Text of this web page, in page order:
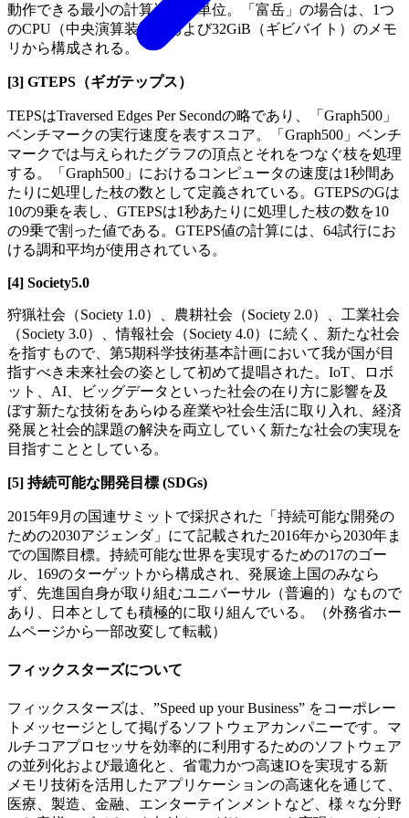
動作できる最小の計算資源の単位。「富岳」の場合は、1つ
のCPU（中央演算装置）および32GiB（ギビバイト）のメモ
リから構成される。
[3] GTEPS（ギガテップス）
TEPSはTraversed Edges Per Secondの略であり、「Graph500」
ベンチマークの実行速度を表すスコア。「Graph500」ベンチ
マークでは与えられたグラフの頂点とそれをつなぐ枝を処理
する。「Graph500」におけるコンピュータの速度は1秒間あ
たりに処理した枝の数として定義されている。GTEPSのGは
10の9乗を表し、GTEPSは1秒あたりに処理した枝の数を10
の9乗で割った値である。GTEPS値の計算には、64試行にお
ける調和平均が使用されている。
[4] Society5.0
狩猟社会（Society 1.0）、農耕社会（Society 2.0）、工業社会
（Society 3.0）、情報社会（Society 4.0）に続く、新たな社会
を指すもので、第5期科学技術基本計画において我が国が目
指すべき未来社会の姿として初めて提唱された。IoT、ロボ
ット、AI、ビッグデータといった社会の在り方に影響を及
ぼす新たな技術をあらゆる産業や社会生活に取り入れ、経済
発展と社会的課題の解決を両立していく新たな社会の実現を
目指すこととしている。
[5] 持続可能な開発目標 (SDGs)
2015年9月の国連サミットで採択された「持続可能な開発の
ための2030アジェンダ」にて記載された2016年から2030年ま
での国際目標。持続可能な世界を実現するための17のゴー
ル、169のターゲットから構成され、発展途上国のみなら
ず、先進国自身が取り組むユニバーサル（普遍的）なもので
あり、日本としても積極的に取り組んでいる。（外務省ホー
ムページから一部改変して転載）
フィックスターズについて
フィックスターズは、”Speed up your Business” をコーポレー
トメッセージとして掲げるソフトウェアカンパニーです。マ
ルチコアプロセッサを効率的に利用するためのソフトウェア
の並列化および最適化と、省電力かつ高速IOを実現する新
メモリ技術を活用したアプリケーションの高速化を通じて、
医療、製造、金融、エンターテインメントなど、様々な分野